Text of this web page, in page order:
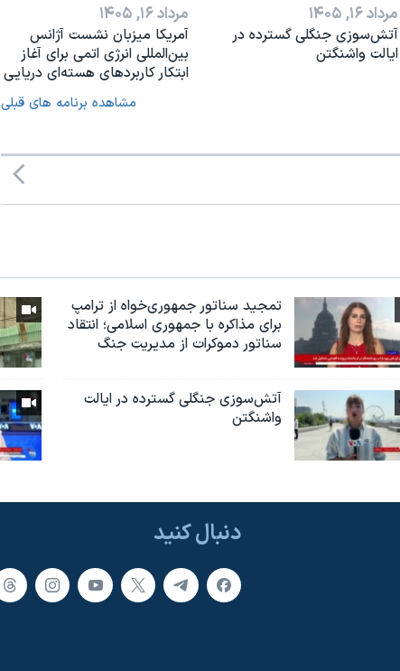
مرداد ۱۶, ۱۴۰۵
آتش‌سوزی جنگلی گسترده در
ایالت واشنگتن
مرداد ۱۶, ۱۴۰۵
آمریکا میزبان نشست آژانس
بین‌المللی انرژی اتمی برای آغاز
ابتکار کاربردهای هسته‌ای دریایی
مشاهده برنامه های قبلی
تمجید سناتور جمهوری‌خواه از ترامپ
برای مذاکره با جمهوری اسلامی؛ انتقاد
سناتور دموکرات از مدیریت جنگ
آتش‌سوزی جنگلی گسترده در ایالت
واشنگتن
دنبال کنید